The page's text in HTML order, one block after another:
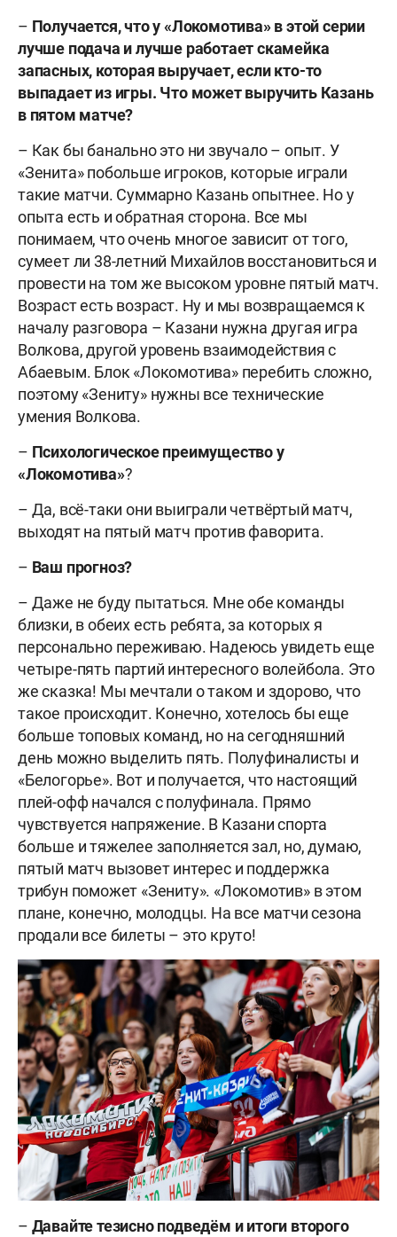
– Получается, что у «Локомотива» в этой серии
лучше подача и лучше работает скамейка
запасных, которая выручает, если кто-то
выпадает из игры. Что может выручить Казань
в пятом матче?
– Как бы банально это ни звучало – опыт. У
«Зенита» побольше игроков, которые играли
такие матчи. Суммарно Казань опытнее. Но у
опыта есть и обратная сторона. Все мы
понимаем, что очень многое зависит от того,
сумеет ли 38-летний Михайлов восстановиться и
провести на том же высоком уровне пятый матч.
Возраст есть возраст. Ну и мы возвращаемся к
началу разговора – Казани нужна другая игра
Волкова, другой уровень взаимодействия с
Абаевым. Блок «Локомотива» перебить сложно,
поэтому «Зениту» нужны все технические
умения Волкова.
– Психологическое преимущество у
«Локомотива»?
– Да, всё-таки они выиграли четвёртый матч,
выходят на пятый матч против фаворита.
– Ваш прогноз?
– Даже не буду пытаться. Мне обе команды
близки, в обеих есть ребята, за которых я
персонально переживаю. Надеюсь увидеть еще
четыре-пять партий интересного волейбола. Это
же сказка! Мы мечтали о таком и здорово, что
такое происходит. Конечно, хотелось бы еще
больше топовых команд, но на сегодняшний
день можно выделить пять. Полуфиналисты и
«Белогорье». Вот и получается, что настоящий
плей-офф начался с полуфинала. Прямо
чувствуется напряжение. В Казани спорта
больше и тяжелее заполняется зал, но, думаю,
пятый матч вызовет интерес и поддержка
трибун поможет «Зениту». «Локомотив» в этом
плане, конечно, молодцы. На все матчи сезона
продали все билеты – это круто!
– Давайте тезисно подведём и итоги второго